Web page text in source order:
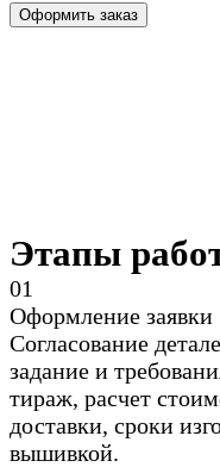
Оформить заказ
Этапы
01
Оформление заявки
Согласование
задание и
тираж, расчет
доставки, сроки
вышивкой.